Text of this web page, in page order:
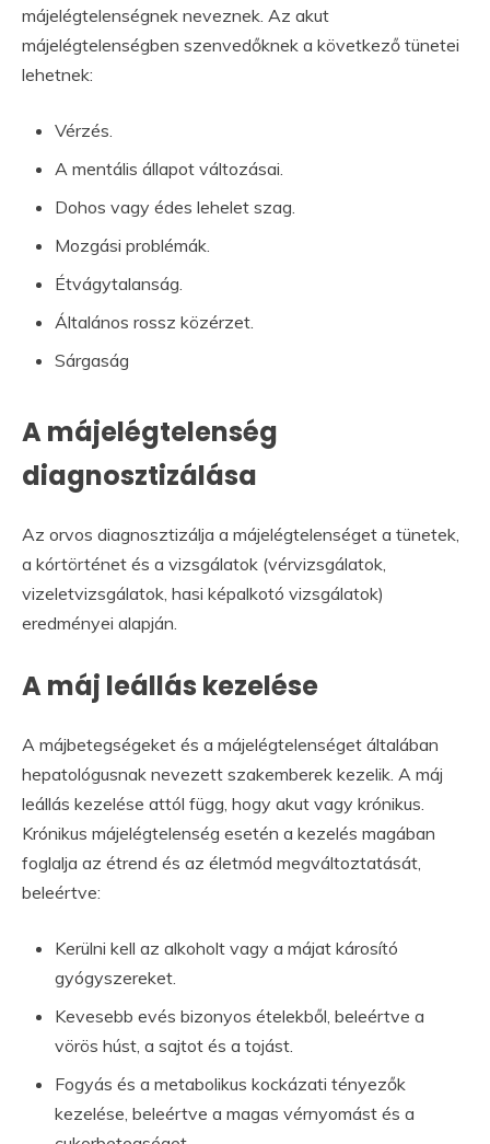
májelégtelenségnek neveznek. Az akut
májelégtelenségben szenvedőknek a következő tünetei
lehetnek:
Vérzés.
A mentális állapot változásai.
Dohos vagy édes lehelet szag.
Mozgási problémák.
Étvágytalanság.
Általános rossz közérzet.
Sárgaság
A májelégtelenség
diagnosztizálása
Az orvos diagnosztizálja a májelégtelenséget a tünetek,
a kórtörténet és a vizsgálatok (vérvizsgálatok,
vizeletvizsgálatok, hasi képalkotó vizsgálatok)
eredményei alapján.
A máj leállás kezelése
A májbetegségeket és a májelégtelenséget általában
hepatológusnak nevezett szakemberek kezelik. A máj
leállás kezelése attól függ, hogy akut vagy krónikus.
Krónikus májelégtelenség esetén a kezelés magában
foglalja az étrend és az életmód megváltoztatását,
beleértve:
Kerülni kell az alkoholt vagy a májat károsító
gyógyszereket.
Kevesebb evés bizonyos ételekből, beleértve a
vörös húst, a sajtot és a tojást.
Fogyás és a metabolikus kockázati tényezők
kezelése, beleértve a magas vérnyomást és a